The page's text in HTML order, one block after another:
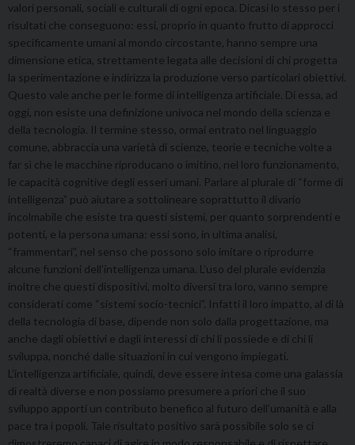
valori personali, sociali e culturali di ogni epoca. Dicasi lo stesso per i
risultati che conseguono: essi, proprio in quanto frutto di approcci
specificamente umani al mondo circostante, hanno sempre una
dimensione etica, strettamente legata alle decisioni di chi progetta
la sperimentazione e indirizza la produzione verso particolari obiettivi.
Questo vale anche per le forme di intelligenza artificiale. Di essa, ad
oggi, non esiste una definizione univoca nel mondo della scienza e
della tecnologia. Il termine stesso, ormai entrato nel linguaggio
comune, abbraccia una varietà di scienze, teorie e tecniche volte a
far sì che le macchine riproducano o imitino, nel loro funzionamento,
le capacità cognitive degli esseri umani. Parlare al plurale di “forme di
intelligenza” può aiutare a sottolineare soprattutto il divario
incolmabile che esiste tra questi sistemi, per quanto sorprendenti e
potenti, e la persona umana: essi sono, in ultima analisi,
“frammentari”, nel senso che possono solo imitare o riprodurre
alcune funzioni dell’intelligenza umana. L’uso del plurale evidenzia
inoltre che questi dispositivi, molto diversi tra loro, vanno sempre
considerati come “sistemi socio-tecnici”. Infatti il loro impatto, al di là
della tecnologia di base, dipende non solo dalla progettazione, ma
anche dagli obiettivi e dagli interessi di chi li possiede e di chi li
sviluppa, nonché dalle situazioni in cui vengono impiegati.
L’intelligenza artificiale, quindi, deve essere intesa come una galassia
di realtà diverse e non possiamo presumere a priori che il suo
sviluppo apporti un contributo benefico al futuro dell’umanità e alla
pace tra i popoli. Tale risultato positivo sarà possibile solo se ci